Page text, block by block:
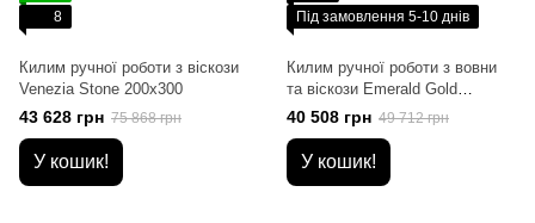
8
Килим ручної роботи з віскози
Venezia Stone 200x300
43 628 грн 75 868 грн
У кошик!
Під замовлення 5-10 днів
Килим ручної роботи з вовни
та віскози Emerald Gold
160x230
40 508 грн 49 712 грн
У кошик!